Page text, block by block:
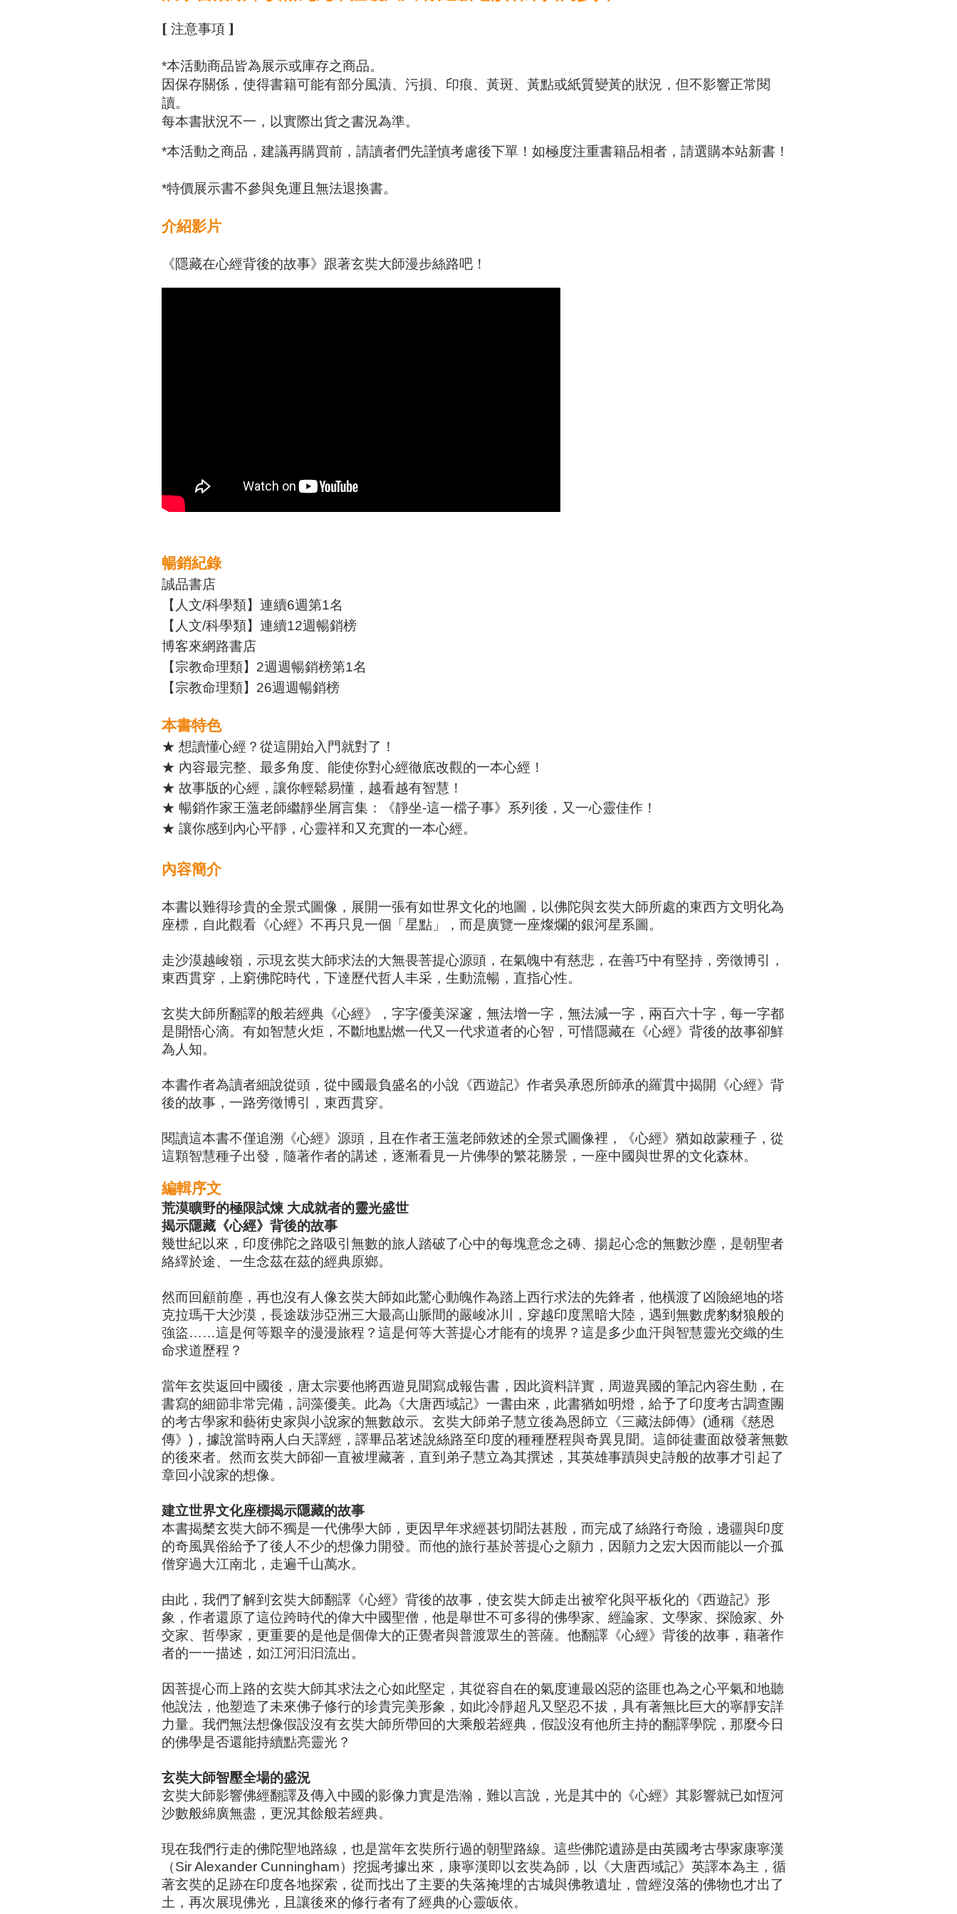
[ 注意事項 ]
*本活動商品皆為展示或庫存之商品。
因保存關係，使得書籍可能有部分風漬、污損、印痕、黃斑、黃點或紙質變黃的狀況，但不影響正常閱
讀。
每本書狀況不一，以實際出貨之書況為準。
*本活動之商品，建議再購買前，請讀者們先謹慎考慮後下單！如極度注重書籍品相者，請選購本站新書！
*特價展示書不參與免運且無法退換書。
介紹影片
《隱藏在心經背後的故事》跟著玄奘大師漫步絲路吧！
暢銷紀錄
誠品書店
【人文/科學類】連續6週第1名
【人文/科學類】連續12週暢銷榜
博客來網路書店
【宗教命理類】2週週暢銷榜第1名
【宗教命理類】26週週暢銷榜
本書特色
★ 想讀懂心經？從這開始入門就對了！
★ 內容最完整、最多角度、能使你對心經徹底改觀的一本心經！
★ 故事版的心經，讓你輕鬆易懂，越看越有智慧！
★ 暢銷作家王薀老師繼靜坐屑言集：《靜坐-這一檔子事》系列後，又一心靈佳作！
★ 讓你感到內心平靜，心靈祥和又充實的一本心經。
內容簡介
本書以難得珍貴的全景式圖像，展開一張有如世界文化的地圖，以佛陀與玄奘大師所處的東西方文明化為
座標，自此觀看《心經》不再只見一個「星點」，而是廣覽一座燦爛的銀河星系圖。
走沙漠越峻嶺，示現玄奘大師求法的大無畏菩提心源頭，在氣魄中有慈悲，在善巧中有堅持，旁徵博引，
東西貫穿，上窮佛陀時代，下達歷代哲人丰采，生動流暢，直指心性。
玄奘大師所翻譯的般若經典《心經》，字字優美深邃，無法增一字，無法減一字，兩百六十字，每一字都
是開悟心滴。有如智慧火炬，不斷地點燃一代又一代求道者的心智，可惜隱藏在《心經》背後的故事卻鮮
為人知。
本書作者為讀者細說從頭，從中國最負盛名的小說《西遊記》作者吳承恩所師承的羅貫中揭開《心經》背
後的故事，一路旁徵博引，東西貫穿。
閱讀這本書不僅追溯《心經》源頭，且在作者王薀老師敘述的全景式圖像裡，《心經》猶如啟蒙種子，從
這顆智慧種子出發，隨著作者的講述，逐漸看見一片佛學的繁花勝景，一座中國與世界的文化森林。
編輯序文
荒漠曠野的極限試煉 大成就者的靈光盛世
揭示隱藏《心經》背後的故事
幾世紀以來，印度佛陀之路吸引無數的旅人踏破了心中的每塊意念之磚、揚起心念的無數沙塵，是朝聖者
絡繹於途、一生念茲在茲的經典原鄉。
然而回顧前塵，再也沒有人像玄奘大師如此驚心動魄作為踏上西行求法的先鋒者，他橫渡了凶險絕地的塔
克拉瑪干大沙漠，長途跋涉亞洲三大最高山脈間的嚴峻冰川，穿越印度黑暗大陸，遇到無數虎豹豺狼般的
強盜……這是何等艱辛的漫漫旅程？這是何等大菩提心才能有的境界？這是多少血汗與智慧靈光交織的生
命求道歷程？
當年玄奘返回中國後，唐太宗要他將西遊見聞寫成報告書，因此資料詳實，周遊異國的筆記內容生動，在
書寫的細節非常完備，詞藻優美。此為《大唐西域記》一書由來，此書猶如明燈，給予了印度考古調查團
的考古學家和藝術史家與小說家的無數啟示。玄奘大師弟子慧立後為恩師立《三藏法師傳》(通稱《慈恩
傳》)，據說當時兩人白天譯經，譯畢品茗述說絲路至印度的種種歷程與奇異見聞。這師徒畫面啟發著無數
的後來者。然而玄奘大師卻一直被埋藏著，直到弟子慧立為其撰述，其英雄事蹟與史詩般的故事才引起了
章回小說家的想像。
建立世界文化座標揭示隱藏的故事
本書揭櫫玄奘大師不獨是一代佛學大師，更因早年求經甚切聞法甚殷，而完成了絲路行奇險，邊疆與印度
的奇風異俗給予了後人不少的想像力開發。而他的旅行基於菩提心之願力，因願力之宏大因而能以一介孤
僧穿過大江南北，走遍千山萬水。
由此，我們了解到玄奘大師翻譯《心經》背後的故事，使玄奘大師走出被窄化與平板化的《西遊記》形
象，作者還原了這位跨時代的偉大中國聖僧，他是舉世不可多得的佛學家、經論家、文學家、探險家、外
交家、哲學家，更重要的是他是個偉大的正覺者與普渡眾生的菩薩。他翻譯《心經》背後的故事，藉著作
者的一一描述，如江河汩汩流出。
因菩提心而上路的玄奘大師其求法之心如此堅定，其從容自在的氣度連最凶惡的盜匪也為之心平氣和地聽
他說法，他塑造了未來佛子修行的珍貴完美形象，如此冷靜超凡又堅忍不拔，具有著無比巨大的寧靜安詳
力量。我們無法想像假設沒有玄奘大師所帶回的大乘般若經典，假設沒有他所主持的翻譯學院，那麼今日
的佛學是否還能持續點亮靈光？
玄奘大師智壓全場的盛況
玄奘大師影響佛經翻譯及傳入中國的影像力實是浩瀚，難以言說，光是其中的《心經》其影響就已如恆河
沙數般綿廣無盡，更況其餘般若經典。
現在我們行走的佛陀聖地路線，也是當年玄奘所行過的朝聖路線。這些佛陀遺跡是由英國考古學家康寧漢
（Sir Alexander Cunningham）挖掘考據出來，康寧漢即以玄奘為師，以《大唐西域記》英譯本為主，循
著玄奘的足跡在印度各地探索，從而找出了主要的失落掩埋的古城與佛教遺址，曾經沒落的佛物也才出了
土，再次展現佛光，且讓後來的修行者有了經典的心靈皈依。